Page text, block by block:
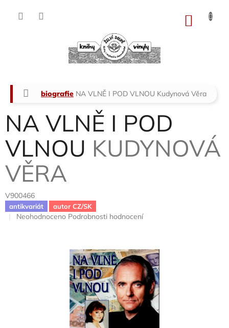
Domů
biografie NA VLNĚ I POD VLNOU Kudynová Věra
NA VLNĚ I POD
VLNOU KUDYNOVÁ
VĚRA
V900466
antikvariát autor CZ/SK
Průměrné
Neohodnoceno Podrobnosti hodnocení